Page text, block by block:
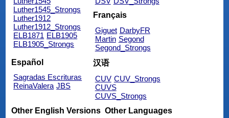
Luther1545_Strongs
Luther1912
Luther1912_Strongs
ELB1871 ELB1905
ELB1905_Strongs
Français
Giguet DarbyFR
Martin Segond
Segond_Strongs
Español
Sagradas Escrituras
ReinaValera JBS
汉语
CUV CUV_Strongs
CUVS
CUVS_Strongs
Other English Versions Other Languages